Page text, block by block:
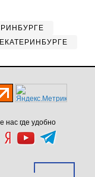
нас где удобно